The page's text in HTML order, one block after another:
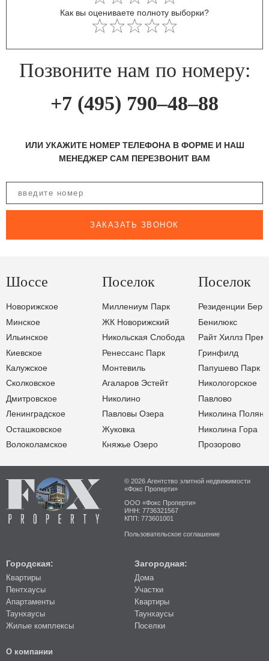
Как вы оцениваете полноту выборки?
Позвоните нам по номеру:
+7 (495) 790–48–88
ИЛИ УКАЖИТЕ НОМЕР ТЕЛЕФОНА В ФОРМЕ И НАШ
МЕНЕДЖЕР САМ ПЕРЕЗВОНИТ ВАМ
ЗАКАЗАТЬ ЗВОНОК
Шоссе
Новорижское
Минское
Ильинское
Киевское
Калужское
Сколковское
Дмитровское
Ленинградское
Осташковское
Волоколамское
Поселок
Миллениум Парк
ЖК Новорижский
Никольская Слобода
Ренессанс Парк
Монтевиль
Агаларов Эстейт
Николино
Павловы Озера
Жуковка
Княжье Озеро
Поселок
Резиденции
Бенилюкс
Райт Хиллз
Гринфилд
Папушево Парк
Никологорское
Павлово
Николина Поляна
Николина Гора
Прозорово
© 2026 Агентство элитной недвижимости
«Фокс Проперти»
ООО «Фокс Проперти»
ИНН: 7736321567
КПП: 773601001
Пользовательское соглашение
Городская:
Квартиры
Пентхаусы
Апартаменты
Таунхаусы
Жилые комплексы
Загородная:
Дома
Участки
Квартиры
Таунхаусы
Поселки
О компании